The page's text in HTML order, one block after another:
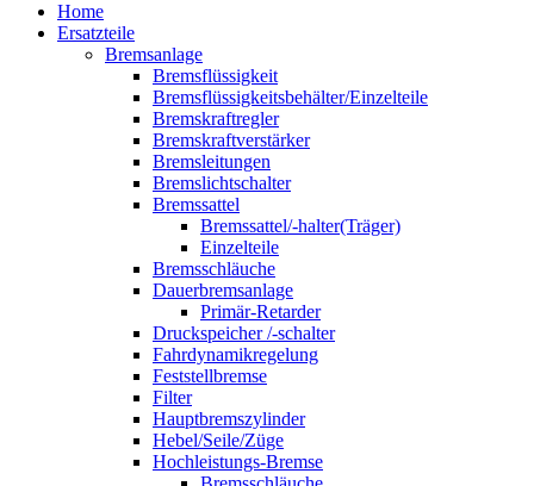
Home
Ersatzteile
Bremsanlage
Bremsflüssigkeit
Bremsflüssigkeitsbehälter/Einzelteile
Bremskraftregler
Bremskraftverstärker
Bremsleitungen
Bremslichtschalter
Bremssattel
Bremssattel/-halter(Träger)
Einzelteile
Bremsschläuche
Dauerbremsanlage
Primär-Retarder
Druckspeicher /-schalter
Fahrdynamikregelung
Feststellbremse
Filter
Hauptbremszylinder
Hebel/Seile/Züge
Hochleistungs-Bremse